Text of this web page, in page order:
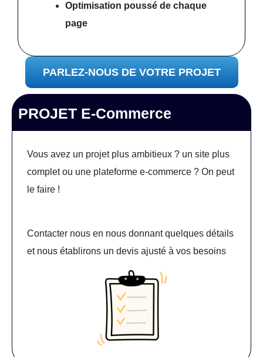
Optimisation poussé de chaque
page
PARLEZ-NOUS DE VOTRE PROJET
PROJET E-Commerce
Vous avez un projet plus ambitieux ? un site plus
complet ou une plateforme e-commerce ? On peut
le faire !
Contacter nous en nous donnant quelques détails
et nous établirons un devis ajusté à vos besoins